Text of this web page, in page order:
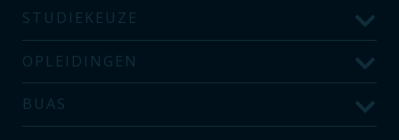
STUDIEKEUZE
OPLEIDINGEN
BUAS